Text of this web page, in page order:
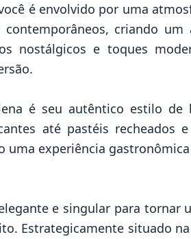
é envolvido por uma
criando
nostálgicos e toques
é seu autêntico estilo de
até pastéis recheados
uma experiência
e singular para tornar
Estrategicamente situado